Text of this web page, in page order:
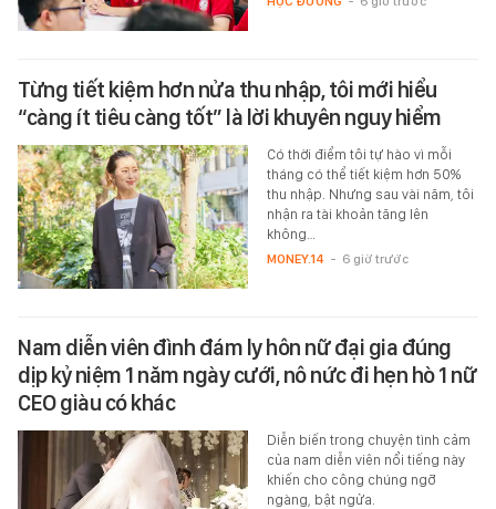
Từng tiết kiệm hơn nửa thu nhập, tôi mới hiểu
“càng ít tiêu càng tốt” là lời khuyên nguy hiểm
Có thời điểm tôi tự hào vì mỗi
tháng có thể tiết kiệm hơn 50%
thu nhập. Nhưng sau vài năm, tôi
nhận ra tài khoản tăng lên
không…
MONEY.14 - 6 giờ trước
Nam diễn viên đình đám ly hôn nữ đại gia đúng
dịp kỷ niệm 1 năm ngày cưới, nô nức đi hẹn hò 1 nữ
CEO giàu có khác
Diễn biến trong chuyện tình cảm
của nam diễn viên nổi tiếng này
khiến cho công chúng ngỡ
ngàng, bật ngửa.